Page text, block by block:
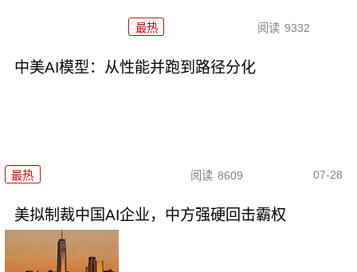
最热 阅读 9332
中美AI模型：从性能并跑到路径分化
最热 阅读 8609 07-28
美拟制裁中国AI企业，中方强硬回击霸权